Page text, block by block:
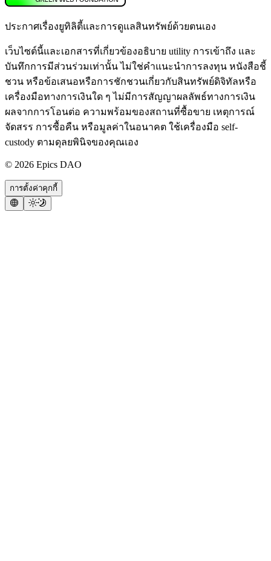
ประกาศเรื่องยูทิลิตี้และการดูแลสินทรัพย์ด้วยตนเอง
เว็บไซต์นี้และเอกสารที่เกี่ยวข้องอธิบาย utility การเข้าถึง และ
บันทึกการมีส่วนร่วมเท่านั้น ไม่ใช่คำแนะนำการลงทุน หนังสือชี้
ชวน หรือข้อเสนอหรือการชักชวนเกี่ยวกับสินทรัพย์ดิจิทัลหรือ
เครื่องมือทางการเงินใด ๆ ไม่มีการสัญญาผลลัพธ์ทางการเงิน
ผลจากการโอนต่อ ความพร้อมของสถานที่ซื้อขาย เหตุการณ์
จัดสรร การซื้อคืน หรือมูลค่าในอนาคต ใช้เครื่องมือ self-
custody ตามดุลยพินิจของคุณเอง
© 2026 Epics DAO
การตั้งค่าคุกกี้